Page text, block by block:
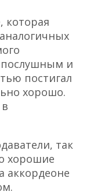
которая
послушным и
постигал
хорошо.
так
хорошие
аккордеоне